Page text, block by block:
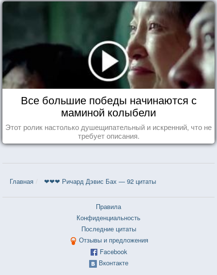
Все большие победы начинаются с
маминой колыбели
Этот ролик настолько душещипательный и искренний, что не
требует описания.
Главная ❤❤❤ Ричард Дэвис Бах — 92 цитаты
Правила
Конфиденциальность
Последние цитаты
Отзывы и предложения
Facebook
Вконтакте